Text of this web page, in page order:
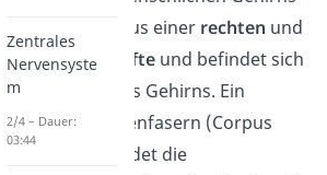
aus. Es besteht aus einer rechten und
linken Gehirnhälfte und befindet sich
im oberen Teil des Gehirns. Ein
Bündel von Nervenfasern (Corpus
Callosum) verbindet die
Zentrales
Nervensyste
m
2/4 – Dauer:
03:44